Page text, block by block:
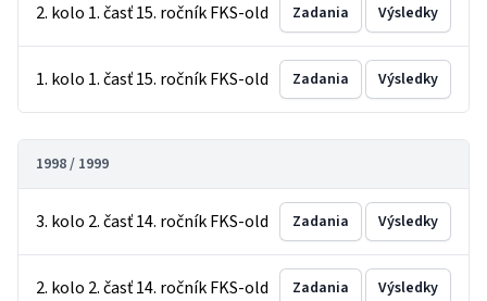
2. kolo 1. časť 15. ročník FKS-old Zadania Výsledky
1. kolo 1. časť 15. ročník FKS-old Zadania Výsledky
1998 / 1999
3. kolo 2. časť 14. ročník FKS-old Zadania Výsledky
2. kolo 2. časť 14. ročník FKS-old Zadania Výsledky